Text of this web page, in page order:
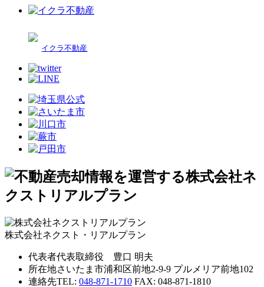
イクラ不動産
株式会社ネクスト・リアルプラン
代表者代表取締役 豊口 明夫
所在地さいたま市浦和区前地2-9-9 プルメリア前地102
連絡先TEL: 048-871-1710 FAX: 048-871-1810